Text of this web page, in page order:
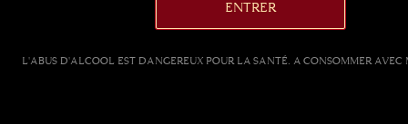
L'ABUS D'ALCOOL EST DANGEREUX POUR LA SANTÉ. A CONSOMMER AVEC